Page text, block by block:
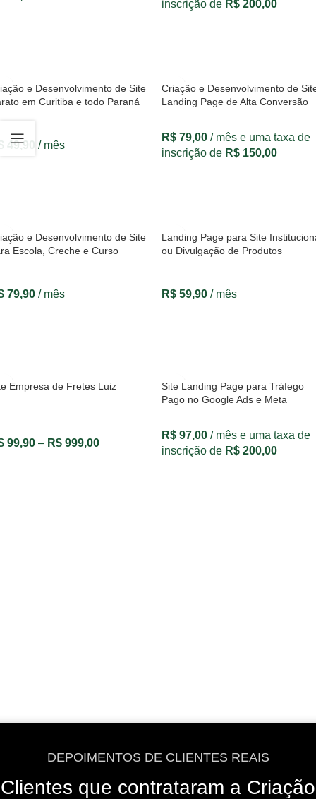
inscrição de R$ 200,00
e Desenvolvimento de Site
em Curitiba e todo Paraná
49,90 / mês
Criação e Desenvolvimento de
Landing Page de Alta Conversão
R$ 79,00 / mês e uma taxa de
inscrição de R$ 150,00
e Desenvolvimento de Site
Escola, Creche e Curso
79,90 / mês
Landing Page para Site
ou Divulgação de Produtos
R$ 59,90 / mês
Empresa de Fretes Luiz
99,90 – R$ 999,00
Site Landing Page para Tráfego
Pago no Google Ads e Meta
R$ 97,00 / mês e uma taxa de
inscrição de R$ 200,00
DEPOIMENTOS DE CLIENTES REAIS
Clientes que contrataram a Criação